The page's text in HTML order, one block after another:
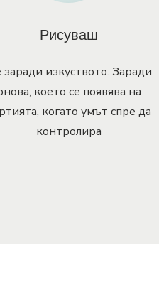
Рисуваш
заради изкуството. Заради
което се появява на
когато умът спре да
контролира